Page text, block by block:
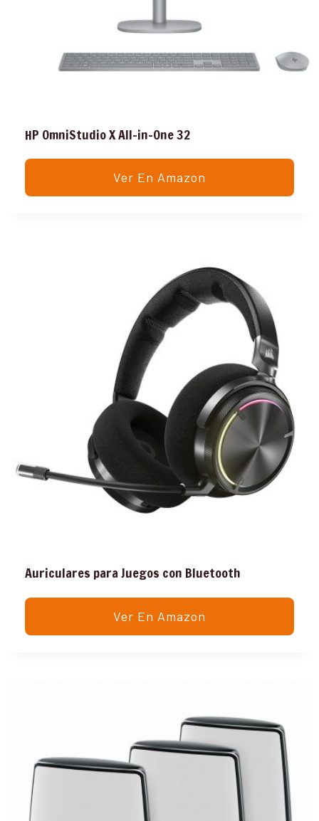
HP OmniStudio X All-in-One 32
Ver En Amazon
Auriculares para Juegos con Bluetooth
Ver En Amazon